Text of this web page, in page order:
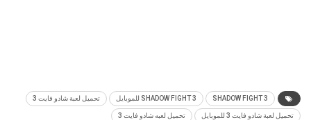
SHADOW FIGHT 3 SHADOW FIGHT 3 للموبايل تحميل لعبة شادو فايت 3
تحميل لعبة شادو فايت 3 للموبايل تحميل لعبه شادو فايت 3